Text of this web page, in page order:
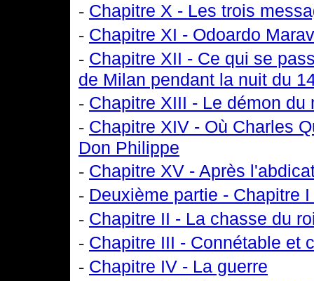
- Chapitre X - Les trois
- Chapitre XI - Odoardo
- Chapitre XII - Ce qui se
de Milan pendant la nuit du
- Chapitre XIII - Le démon du
- Chapitre XIV - Où Charles
Don Philippe
- Chapitre XV - Après
- Deuxième partie - Chapitre
- Chapitre II - La chasse du
- Chapitre III - Connétable et
- Chapitre IV - La guerre